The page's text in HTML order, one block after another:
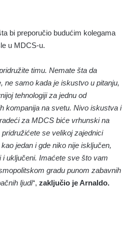
bi preporučio budućim kolegama
u MDCS-u.
timu. Nemate šta da
ne samo kada je iskustvo u pitanju,
tehnologiji za jednu od
kompanija na svetu. Nivo iskustva i
za MDCS biće vrhunski na
se velikoj zajednici
jedan i gde niko nije isključen,
i uključeni. Imaćete sve što vam
gradu punom zabavnih
ljudi“, zaključio je Arnaldo.